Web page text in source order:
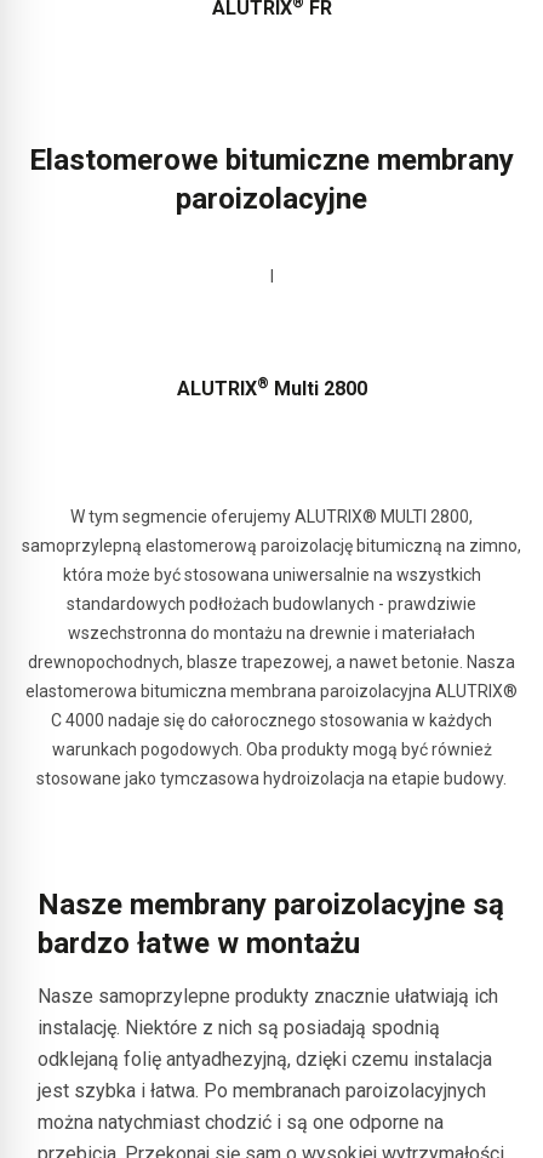
ALUTRIX FR
Elastomerowe bitumiczne membrany
paroizolacyjne
ALUTRIX® Multi 2800
W tym segmencie oferujemy ALUTRIX® MULTI 2800,
samoprzylepną elastomerową paroizolację bitumiczną na zimno,
która może być stosowana uniwersalnie na wszystkich
standardowych podłożach budowlanych - prawdziwie
wszechstronna do montażu na drewnie i materiałach
drewnopochodnych, blasze trapezowej, a nawet betonie. Nasza
elastomerowa bitumiczna membrana paroizolacyjna ALUTRIX®
C 4000 nadaje się do całorocznego stosowania w każdych
warunkach pogodowych. Oba produkty mogą być również
stosowane jako tymczasowa hydroizolacja na etapie budowy.
Nasze membrany paroizolacyjne są
bardzo łatwe w montażu
Nasze samoprzylepne produkty znacznie ułatwiają ich
instalację. Niektóre z nich są posiadają spodnią
odklejaną folię antyadhezyjną, dzięki czemu instalacja
jest szybka i łatwa. Po membranach paroizolacyjnych
można natychmiast chodzić i są one odporne na